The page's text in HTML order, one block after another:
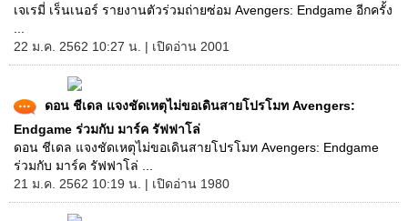
เจเรมี่ เร็นเนอร์ รายงานตัวร่วมถ่ายซ่อม Avengers: Endgame อีกครั้ง
22 ม.ค. 2562 10:27 น. | เปิดอ่าน 2001
ดอน ชีเดล แจงชัดเหตุไม่ขอเดินสายโปรโมท Avengers:
Endgame ร่วมกับ มาร์ค รัฟฟาโล่
ดอน ชีเดล แจงชัดเหตุไม่ขอเดินสายโปรโมท Avengers: Endgame
ร่วมกับ มาร์ค รัฟฟาโล่ ...
21 ม.ค. 2562 10:19 น. | เปิดอ่าน 1980